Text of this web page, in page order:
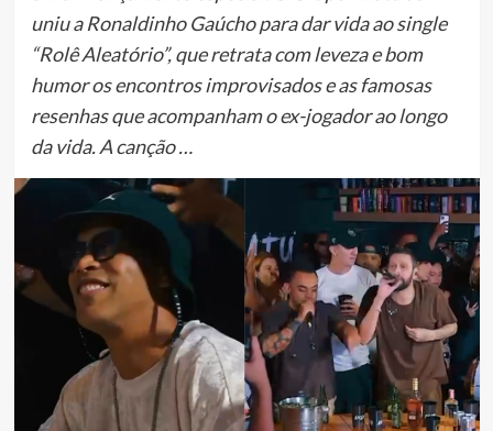
uniu a Ronaldinho Gaúcho para dar vida ao single
“Rolê Aleatório”, que retrata com leveza e bom
humor os encontros improvisados e as famosas
resenhas que acompanham o ex-jogador ao longo
da vida. A canção …